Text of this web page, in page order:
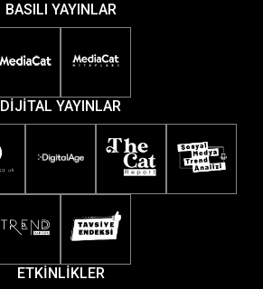
BASILI YAYINLAR
DİJİTAL YAYINLAR
ETKİNLİKLER